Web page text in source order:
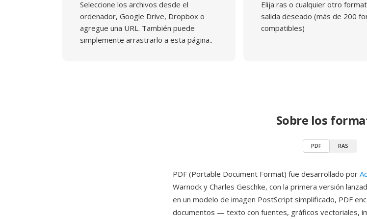
Seleccione los archivos desde el
ordenador, Google Drive, Dropbox o
agregue una URL. También puede
simplemente arrastrarlo a esta página..
Elija ras o cualquier otro
salida deseado (más de 200
compatibles)
Sobre los
PDF RAS
PDF (Portable Document Format) fue desarrollado por
Warnock y Charles Geschke, con la primera versión
en un modelo de imagen PostScript simplificado, PDF
documentos — texto con fuentes, gráficos vectoriales,